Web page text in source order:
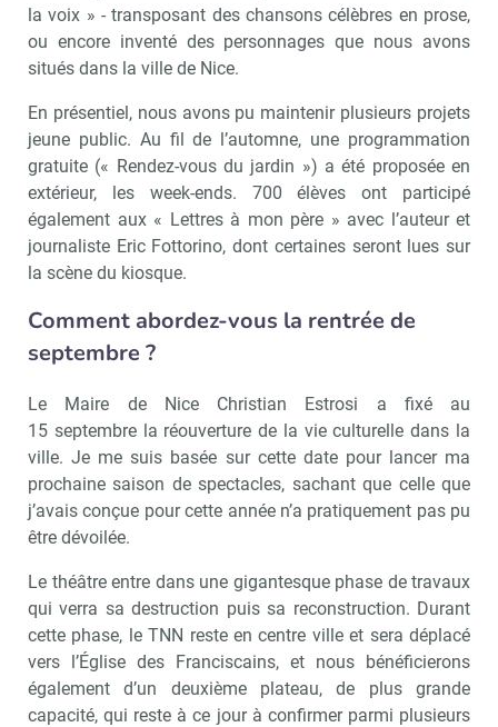
la voix » - transposant des chansons célèbres en prose,
ou encore inventé des personnages que nous avons
situés dans la ville de Nice.
En présentiel, nous avons pu maintenir plusieurs projets
jeune public. Au fil de l’automne, une programmation
gratuite (« Rendez-vous du jardin ») a été proposée en
extérieur, les week-ends. 700 élèves ont participé
également aux « Lettres à mon père » avec l’auteur et
journaliste Eric Fottorino, dont certaines seront lues sur
la scène du kiosque.
Comment abordez-vous la rentrée de
septembre ?
Le Maire de Nice Christian Estrosi a fixé au
15 septembre la réouverture de la vie culturelle dans la
ville. Je me suis basée sur cette date pour lancer ma
prochaine saison de spectacles, sachant que celle que
j’avais conçue pour cette année n’a pratiquement pas pu
être dévoilée.
Le théâtre entre dans une gigantesque phase de travaux
qui verra sa destruction puis sa reconstruction. Durant
cette phase, le TNN reste en centre ville et sera déplacé
vers l’Église des Franciscains, et nous bénéficierons
également d’un deuxième plateau, de plus grande
capacité, qui reste à ce jour à confirmer parmi plusieurs